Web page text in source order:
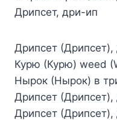
Дрипсет, дри-ип
Дрипсет
Курю (Курю) weed
Нырок (Нырок) в
Дрипсет
Дрипсет